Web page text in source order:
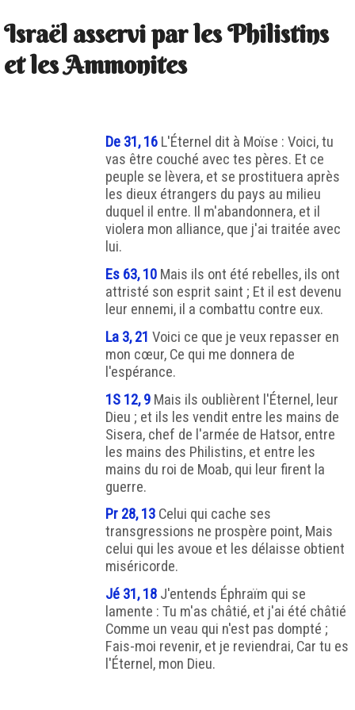
Israël asservi par les Philistins
et les Ammonites
De 31, 16 L'Éternel dit à Moïse : Voici, tu
vas être couché avec tes pères. Et ce
peuple se lèvera, et se prostituera après
les dieux étrangers du pays au milieu
duquel il entre. Il m'abandonnera, et il
violera mon alliance, que j'ai traitée avec
lui.
Es 63, 10 Mais ils ont été rebelles, ils ont
attristé son esprit saint ; Et il est devenu
leur ennemi, il a combattu contre eux.
La 3, 21 Voici ce que je veux repasser en
mon cœur, Ce qui me donnera de
l'espérance.
1S 12, 9 Mais ils oublièrent l'Éternel, leur
Dieu ; et ils les vendit entre les mains de
Sisera, chef de l'armée de Hatsor, entre
les mains des Philistins, et entre les
mains du roi de Moab, qui leur firent la
guerre.
Pr 28, 13 Celui qui cache ses
transgressions ne prospère point, Mais
celui qui les avoue et les délaisse obtient
miséricorde.
Jé 31, 18 J'entends Éphraïm qui se
lamente : Tu m'as châtié, et j'ai été châtié
Comme un veau qui n'est pas dompté ;
Fais-moi revenir, et je reviendrai, Car tu es
l'Éternel, mon Dieu.